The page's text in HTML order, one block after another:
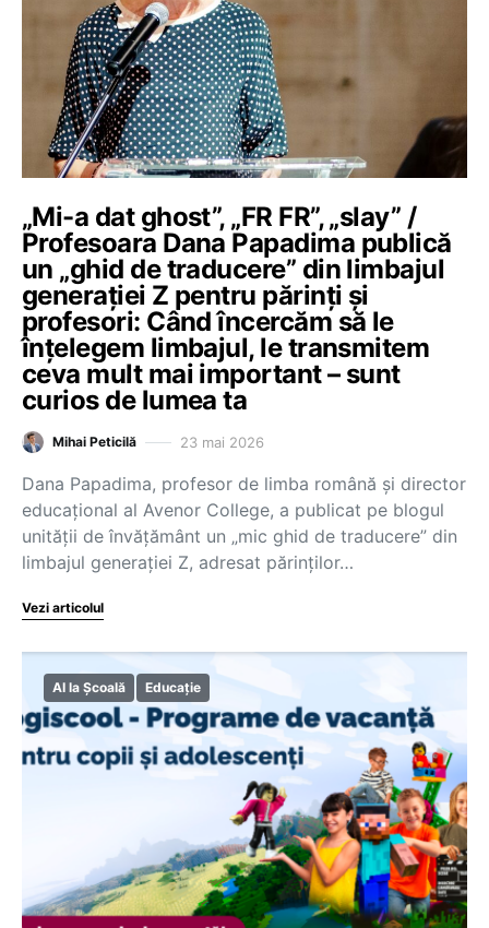
„Mi-a dat ghost”, „FR FR”, „slay” /
Profesoara Dana Papadima publică
un „ghid de traducere” din limbajul
generației Z pentru părinți și
profesori: Când încercăm să le
înțelegem limbajul, le transmitem
ceva mult mai important – sunt
curios de lumea ta
Mihai Peticilă 23 mai 2026
Dana Papadima, profesor de limba română și director
educațional al Avenor College, a publicat pe blogul
unității de învățământ un „mic ghid de traducere” din
limbajul generației Z, adresat părinților…
Vezi articolul
AI la Școală Educație